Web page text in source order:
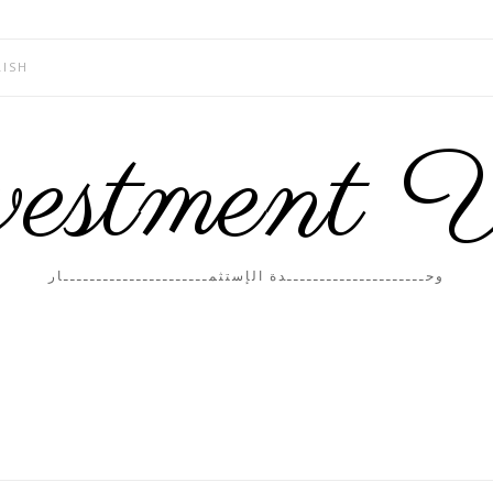
وحـــــــــــــــــــــدة الإستثمــــــــــــــــــــــار